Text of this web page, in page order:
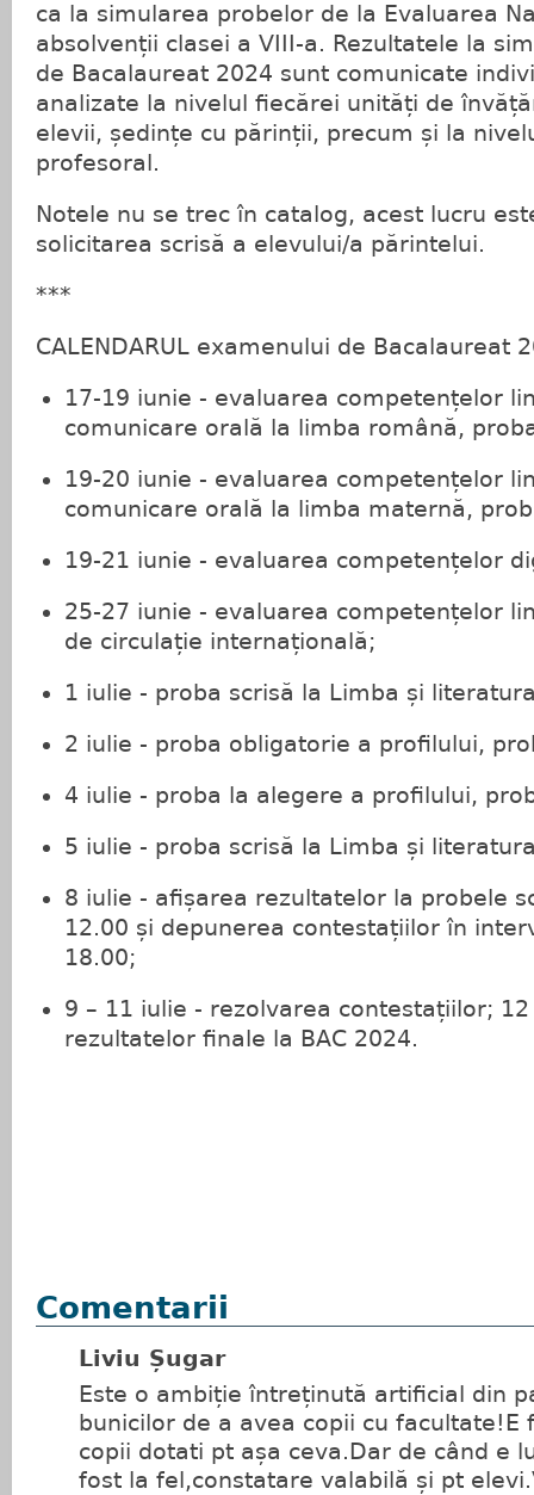
ca la simularea probelor de la Evaluarea
absolvenții clasei a VIII-a. Rezultatele la
de Bacalaureat 2024 sunt comunicate
analizate la nivelul fiecărei unități de
elevii, ședințe cu părinții, precum și la
profesoral.
Notele nu se trec în catalog, acest lucru
solicitarea scrisă a elevului/a părintelui.
***
CALENDARUL examenului de Bacalaureat
17-19 iunie - evaluarea competențelor
comunicare orală la limba română,
19-20 iunie - evaluarea competențelor
comunicare orală la limba maternă,
19-21 iunie - evaluarea competențelor
25-27 iunie - evaluarea competențelor
de circulație internațională;
1 iulie - proba scrisă la Limba și
2 iulie - proba obligatorie a profilului,
4 iulie - proba la alegere a profilului,
5 iulie - proba scrisă la Limba și
8 iulie - afișarea rezultatelor la probele
12.00 și depunerea contestațiilor în
18.00;
9 – 11 iulie - rezolvarea contestațiilor;
rezultatelor finale la BAC 2024.
Comentarii
Liviu Șugar
Este o ambiție întreținută artificial din
bunicilor de a avea copii cu facultate!E
copii dotati pt așa ceva.Dar de când e
fost la fel,constatare valabilă și pt